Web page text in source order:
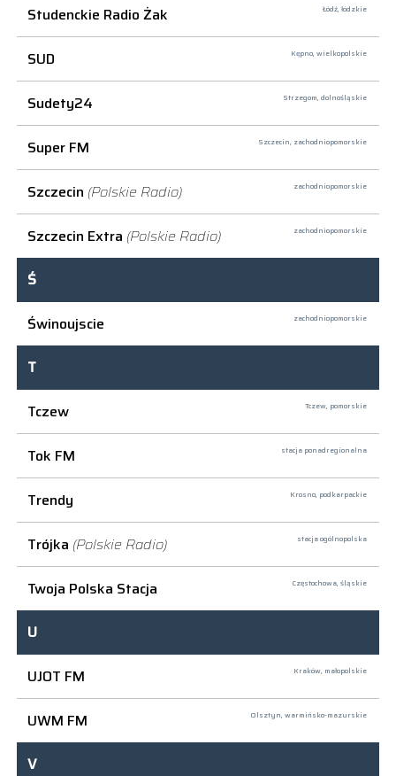
Studenckie Radio Żak Łódź, łódzkie
SUD Kępno, wielkopolskie
Sudety24 Strzegom, dolnośląskie
Super FM Szczecin, zachodniopomorskie
Szczecin (Polskie Radio) zachodniopomorskie
Szczecin Extra (Polskie Radio) zachodniopomorskie
Ś
Świnoujscie
zachodniopomorskie
T
Tczew
Tczew, pomorskie
Tok FM stacja ponadregionalna
Trendy Krosno, podkarpackie
Trójka (Polskie Radio) stacja ogólnopolska
Twoja Polska Stacja Częstochowa, śląskie
U
UJOT FM
Kraków, małopolskie
UWM FM Olsztyn, warmińsko-mazurskie
V